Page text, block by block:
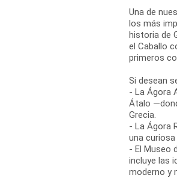
Una de
los más
historia de
el Caballo
primeros
Si desean
- La Ágora
Átalo
Grecia.
- La Ágora
una
- El Museo
incluye las
moderno y